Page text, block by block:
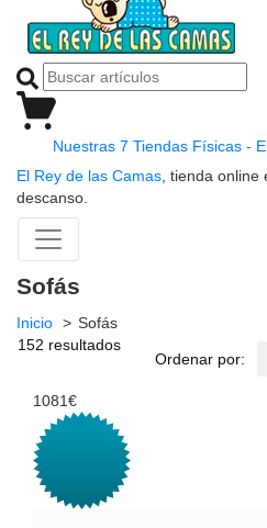
Nuestras 7 Tiendas Físicas -
El Rey de las Camas , tienda
descanso.
Sofás
Inicio
Sofás
152 resultados
Ordenar por:
1081€